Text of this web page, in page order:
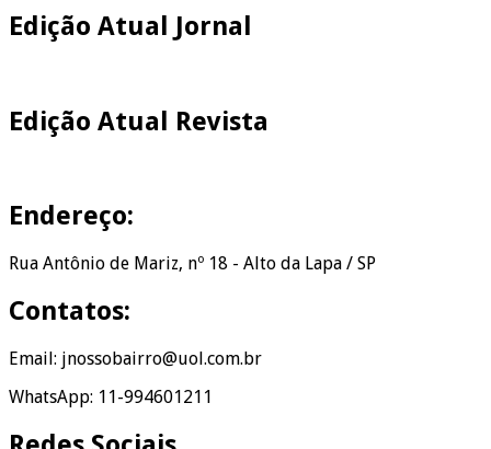
Edição Atual Jornal
Edição Atual Revista
Endereço:
Rua Antônio de Mariz, nº 18 - Alto da Lapa / SP
Contatos:
Email: jnossobairro@uol.com.br
WhatsApp: 11-994601211